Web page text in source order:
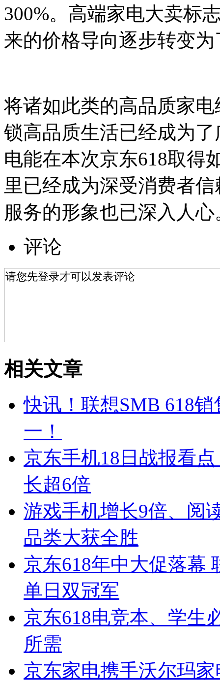
300%。高端家电大卖标
来的价格导向逐步转变
将诸如此类的高品质家
锁高品质生活已经成为
电能在本次京东618取得
里已经成为深受消费者
服务的形象也已深入人心
评论
相关文章
快讯！联想SMB 618
一！
京东手机18日战报看
长超6倍
游戏手机增长9倍、阅
品类大获全胜
京东618年中大促落幕
单日双冠军
京东618电竞本、学生
所需
京东家电携手沃尔玛